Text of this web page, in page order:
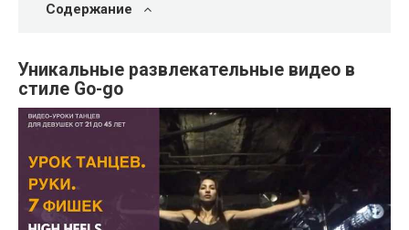
Содержание
Уникальные развлекательные видео в
стиле Go-go